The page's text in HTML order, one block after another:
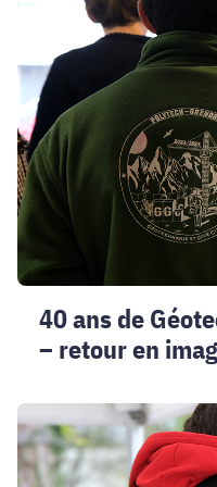
de
Géotechnique
&
Génie
civil
–
retour
en
images
40 ans de
– retour en
Poly’raid
2026
-